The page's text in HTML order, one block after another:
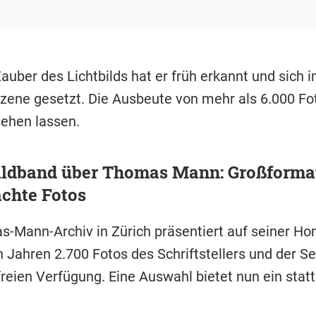
des Lichtbilds hat er früh erkannt und sich
gesetzt. Die Ausbeute von mehr als 6.000
lassen.
über Thomas Mann:
Fotos
Mann-Archiv in Zürich präsentiert auf seiner
Jahren 2.700 Fotos des Schriftstellers und der
Verfügung. Eine Auswahl bietet nun ein